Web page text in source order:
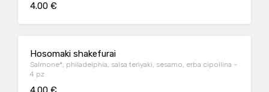
4.00 €
Hosomaki shakefurai
Salmone*, philadelphia, salsa teriyaki, sesamo, erba cipollina -
4 pz